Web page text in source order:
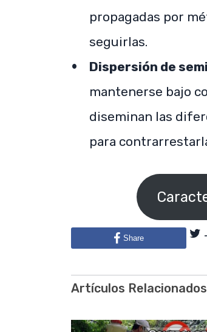
propagadas por
seguirlas.
Dispersión de
mantenerse bajo
diseminan las
para
Share
Artículos